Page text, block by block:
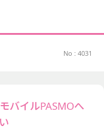
No : 4031
バイルPASMOへ